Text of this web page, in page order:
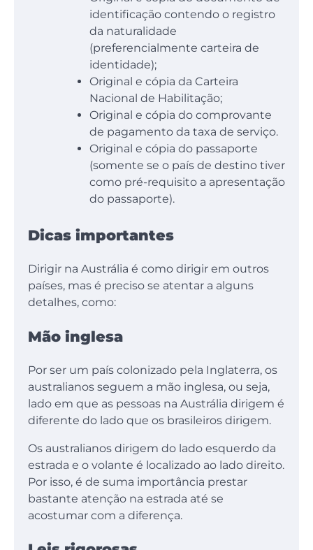
identificação contendo o registro
da naturalidade
(preferencialmente carteira de
identidade);
Original e cópia da Carteira
Nacional de Habilitação;
Original e cópia do comprovante
de pagamento da taxa de serviço.
Original e cópia do passaporte
(somente se o país de destino tiver
como pré-requisito a apresentação
do passaporte).
Dicas importantes
Dirigir na Austrália é como dirigir em outros
países, mas é preciso se atentar a alguns
detalhes, como:
Mão inglesa
Por ser um país colonizado pela Inglaterra, os
australianos seguem a mão inglesa, ou seja,
lado em que as pessoas na Austrália dirigem é
diferente do lado que os brasileiros dirigem.
Os australianos dirigem do lado esquerdo da
estrada e o volante é localizado ao lado direito.
Por isso, é de suma importância prestar
bastante atenção na estrada até se
acostumar com a diferença.